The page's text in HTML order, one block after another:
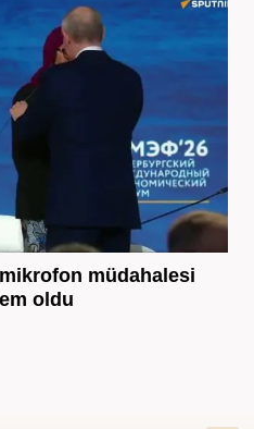
müdahalesi
oldu